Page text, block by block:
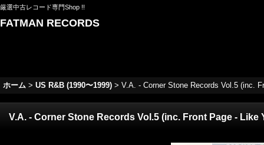
厳選中古レコード専門Shop !!
FATMAN RECORDS
ホーム > US R&B (1990〜1999) > V.A. - Corner Stone Records Vol.5 (inc.
V.A. - Corner Stone Records Vol.5 (inc. Front Page - Like